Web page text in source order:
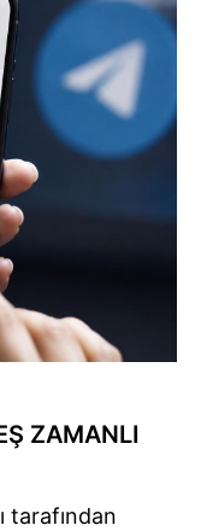
ZAMANLI
tarafından